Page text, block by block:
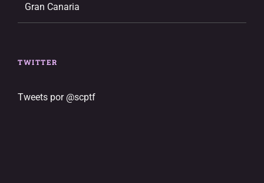
Gran Canaria
TWITTER
Tweets por @scptf